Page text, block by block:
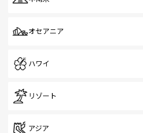
オセアニア
ハワイ
リゾート
アジア